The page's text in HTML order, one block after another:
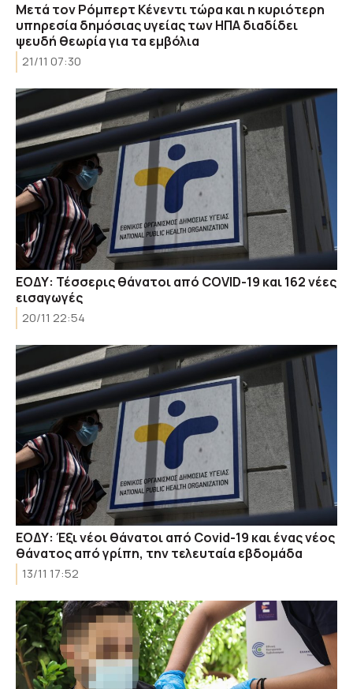
Μετά τον Ρόμπερτ Κένεντι τώρα και η κυριότερη
υπηρεσία δημόσιας υγείας των ΗΠΑ διαδίδει
ψευδή θεωρία για τα εμβόλια
21/11 07:30
ΕΟΔΥ: Τέσσερις θάνατοι από COVID-19 και 162 νέες
εισαγωγές
20/11 22:54
ΕΟΔΥ: Έξι νέοι θάνατοι από Covid-19 και ένας νέος
θάνατος από γρίπη, την τελευταία εβδομάδα
13/11 17:52